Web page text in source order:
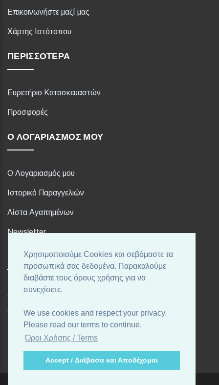
Χρησιμοποιούμε Cookies και σεβόμαστε τα
προσωπικά σας δεδομένα. Παρακαλούμε
διαβάστε τους όρους χρήσης για να
συνεχίσετε.
We use cookies and respect your privacy.
Please read our terms to continue.
Όροι Χρήσης / Terms
Accept / Διάβασα και Αποδέχομαι
Επικοινωνήστε μαζί μας
Χάρτης Ιστότοπου
ΠΕΡΙΣΣΌΤΕΡΑ
Ευρετήριο Κατασκευαστών
Προσφορές
Ο ΛΟΓΑΡΙΑΣΜΌΣ ΜΟΥ
Ο Λογαριασμός μου
Ιστορικό Παραγγελιών
Λίστα Αγαπημένων
Newsletter
FOLLOW US
Ακολουθήστε μας στα αγαπημένα σας Social Media!